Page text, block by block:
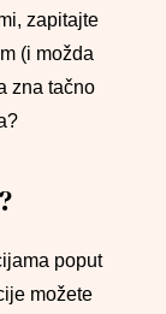
zapitajte
(i možda
zna tačno
poput
možete